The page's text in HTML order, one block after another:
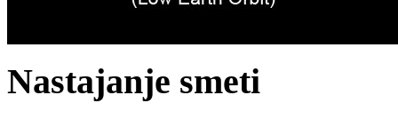
Nastajanje smeti